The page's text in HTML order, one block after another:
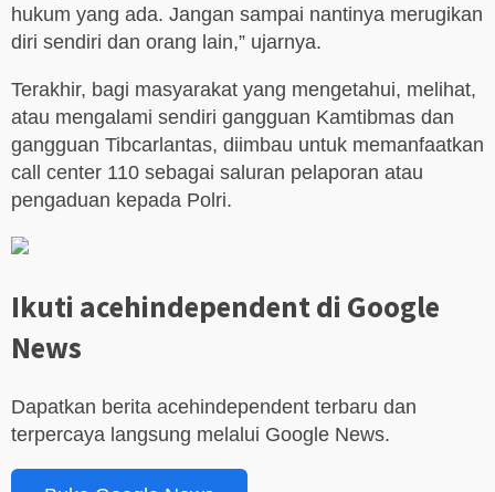
hukum yang ada. Jangan sampai nantinya merugikan
diri sendiri dan orang lain,” ujarnya.
Terakhir, bagi masyarakat yang mengetahui, melihat,
atau mengalami sendiri gangguan Kamtibmas dan
gangguan Tibcarlantas, diimbau untuk memanfaatkan
call center 110 sebagai saluran pelaporan atau
pengaduan kepada Polri.
Ikuti acehindependent di Google
News
Dapatkan berita acehindependent terbaru dan
terpercaya langsung melalui Google News.